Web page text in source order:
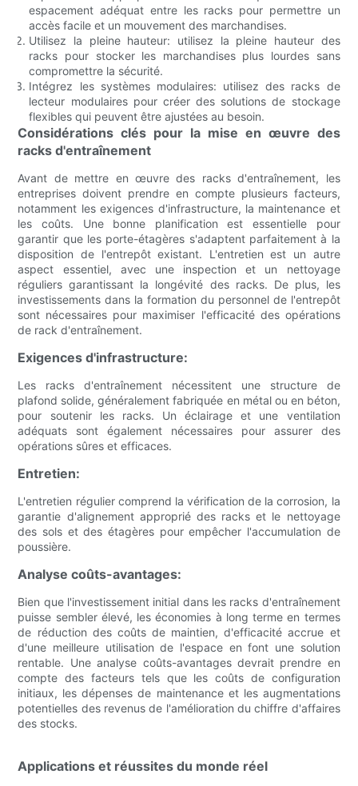
espacement adéquat entre les racks pour permettre un
accès facile et un mouvement des marchandises.
Utilisez la pleine hauteur: utilisez la pleine hauteur des
racks pour stocker les marchandises plus lourdes sans
compromettre la sécurité.
Intégrez les systèmes modulaires: utilisez des racks de
lecteur modulaires pour créer des solutions de stockage
flexibles qui peuvent être ajustées au besoin.
Considérations clés pour la mise en œuvre des
racks d'entraînement
Avant de mettre en œuvre des racks d'entraînement, les
entreprises doivent prendre en compte plusieurs facteurs,
notamment les exigences d'infrastructure, la maintenance et
les coûts. Une bonne planification est essentielle pour
garantir que les porte-étagères s'adaptent parfaitement à la
disposition de l'entrepôt existant. L'entretien est un autre
aspect essentiel, avec une inspection et un nettoyage
réguliers garantissant la longévité des racks. De plus, les
investissements dans la formation du personnel de l'entrepôt
sont nécessaires pour maximiser l'efficacité des opérations
de rack d'entraînement.
Exigences d'infrastructure:
Les racks d'entraînement nécessitent une structure de
plafond solide, généralement fabriquée en métal ou en béton,
pour soutenir les racks. Un éclairage et une ventilation
adéquats sont également nécessaires pour assurer des
opérations sûres et efficaces.
Entretien:
L'entretien régulier comprend la vérification de la corrosion, la
garantie d'alignement approprié des racks et le nettoyage
des sols et des étagères pour empêcher l'accumulation de
poussière.
Analyse coûts-avantages:
Bien que l'investissement initial dans les racks d'entraînement
puisse sembler élevé, les économies à long terme en termes
de réduction des coûts de maintien, d'efficacité accrue et
d'une meilleure utilisation de l'espace en font une solution
rentable. Une analyse coûts-avantages devrait prendre en
compte des facteurs tels que les coûts de configuration
initiaux, les dépenses de maintenance et les augmentations
potentielles des revenus de l'amélioration du chiffre d'affaires
des stocks.
Applications et réussites du monde réel